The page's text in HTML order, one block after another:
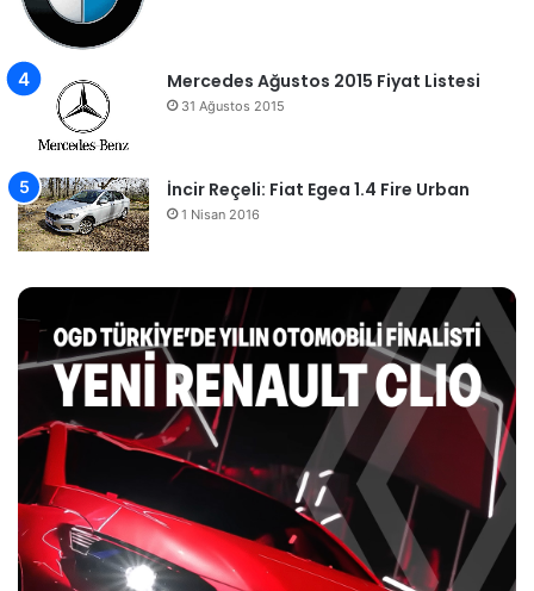
Mercedes Ağustos 2015 Fiyat Listesi
31 Ağustos 2015
İncir Reçeli: Fiat Egea 1.4 Fire Urban
1 Nisan 2016